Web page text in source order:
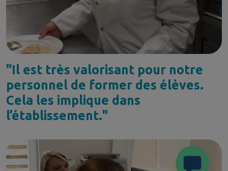
"Il est très valorisant pour notre
personnel de former des élèves.
Cela les implique dans
l’établissement."